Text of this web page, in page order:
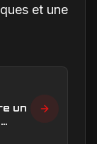
et une
un